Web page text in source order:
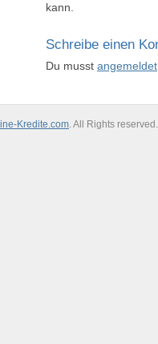
kann.
Schreibe einen
Du musst angemeldet
Kredite.com. All Rights reserved.